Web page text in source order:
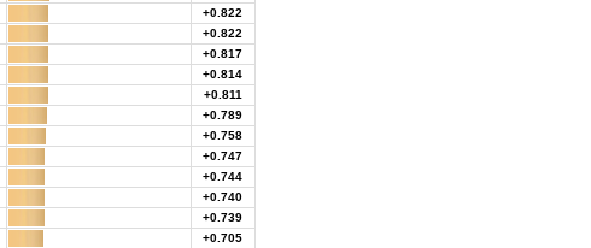
+0.822
+0.822
+0.817
+0.814
+0.811
+0.789
+0.758
+0.747
+0.744
+0.740
+0.739
+0.705